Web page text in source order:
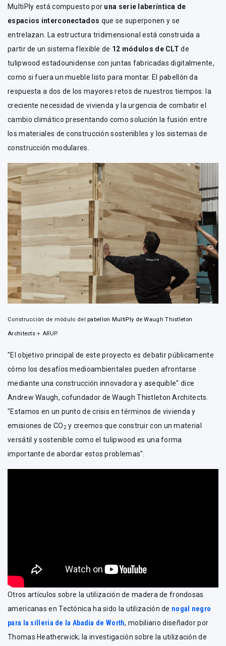
MultiPly está compuesto por una serie laberíntica de
espacios interconectados que se superponen y se
entrelazan. La estructura tridimensional está construida a
partir de un sistema flexible de 12 módulos de CLT de
tulipwood estadounidense con juntas fabricadas digitalmente,
como si fuera un mueble listo para montar. El pabellón da
respuesta a dos de los mayores retos de nuestros tiempos: la
creciente necesidad de vivienda y la urgencia de combatir el
cambio climático presentando como solución la fusión entre
los materiales de construcción sostenibles y los sistemas de
construcción modulares.
Construcción de módulo delpabellon MultiPly deWaugh Thistleton
Architects+ ARUP.
"El objetivo principal de este proyecto es debatir públicamente
cómo los desafíos medioambientales pueden afrontarse
mediante una construcción innovadora y asequible" dice
Andrew Waugh, cofundador de Waugh Thistleton Architects.
"Estamos en un punto de crisis en términos de vivienda y
emisiones de CO2 y creemos que construir con un material
versátil y sostenible como el tulipwood es una forma
importante de abordar estos problemas".
Otros artículos sobre la utilización de madera de frondosas
americanas en Tectónica ha sido la utilización de nogal negro
para la sillería de la Abadia de Worth, mobiliario diseñador por
Thomas Heatherwick; la investigación sobre la utilización de